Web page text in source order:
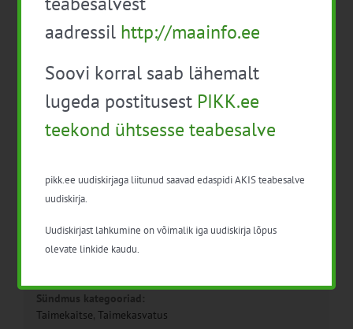
Kuupäev:
Aeg:
Sündmus kategooriad:
Taimekaitse, Taimekasvatus
aadressil http://maainfo.ee
Soovi korral saab lähemalt
lugeda postitusest PIKK.ee
teekond ühtsesse teabesalve
pikk.ee uudiskirjaga liitunud saavad edaspidi AKIS teabesalve
uudiskirja.
Uudiskirjast lahkumine on võimalik iga uudiskirja lõpus
olevate linkide kaudu.